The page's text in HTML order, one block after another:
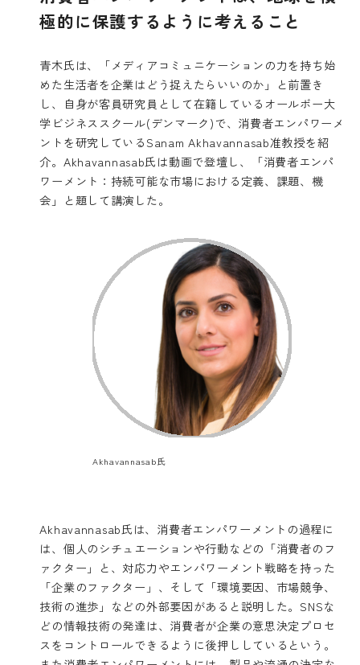
極的に保護するように考えること
青木氏は、「メディアコミュニケーションの力を持ち始
めた生活者を企業はどう捉えたらいいのか」と前置き
し、自身が客員研究員として在籍しているオールボー大
学ビジネススクール(デンマーク)で、消費者エンパワーメ
ントを研究しているSanam Akhavannasab准教授を紹
介。Akhavannasab氏は動画で登壇し、「消費者エンパ
ワーメント：持続可能な市場における定義、課題、機
会」と題して講演した。
Akhavannasab氏
Akhavannasab氏は、消費者エンパワーメントの過程に
は、個人のシチュエーションや行動などの「消費者のフ
ァクター」と、対応力やエンパワーメント戦略を持った
「企業のファクター」、そして「環境要因、市場競争、
技術の進歩」などの外部要因があると説明した。SNSな
どの情報技術の発達は、消費者が企業の意思決定プロセ
スをコントロールできるように後押ししているという。